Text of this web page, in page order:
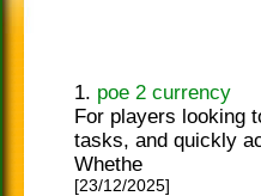
1. poe 2 currency
For players looking
tasks, and quickly
Whethe
[23/12/2025]